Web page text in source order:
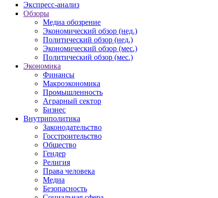
Экспресс-анализ
Обзоры
Медиа обозрение
Экономический обзор (нед.)
Политический обзор (нед.)
Экономический обзор (мес.)
Политический обзор (мес.)
Экономика
Финансы
Макроэкономика
Промышленность
Аграрный сектор
Бизнес
Внутриполитика
Законодательство
Госстроительство
Общество
Гендер
Религия
Права человека
Медиа
Безопасность